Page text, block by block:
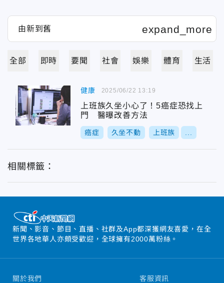
全部 即時 要聞 社會 娛樂 體育 生活
健康
上班族久坐小心了！5癌症恐找上
門 醫曝改善方法
癌症 久坐不動 上班族
2025/06/22 13:19
相關標籤：
新聞、影音、節目、直播、社群及App都深獲網友喜愛，在全
世界各地華人亦頗受歡迎，全球擁有2000萬粉絲。
關於我們 客服資訊